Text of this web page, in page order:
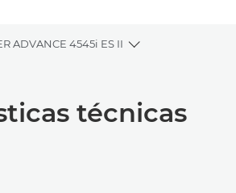
ADVANCE 4545i ES II
Toggle
técnicas